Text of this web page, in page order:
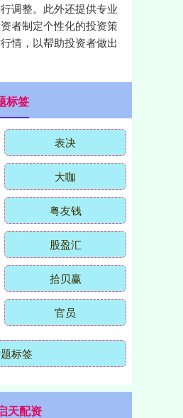
调整。此外还提供专业
者制定个性化的投资策
情，以帮助投资者做出
标签
表决
大咖
粤友钱
股盈汇
拾贝赢
官员
标签
天配资